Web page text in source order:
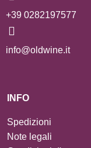
+39 0282197577
info@oldwine.it
INFO
Spedizioni
Note legali